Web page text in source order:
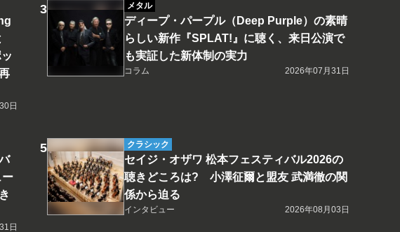
日
メタル
ディープ・パープル（Deep Purple）の素晴
らしい新作『SPLAT!』に聴く、来日公演で
も実証した新体制の実力
コラム 2026年07月31日
日
クラシック
セイジ・オザワ 松本フェスティバル2026の
聴きどころは? 小澤征爾と盟友 武満徹の関
係から迫る
インタビュー 2026年08月03日